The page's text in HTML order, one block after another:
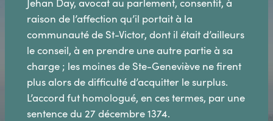
raison de l’affection qu’il portait à la
communauté de St-Victor, dont il était d’ailleurs
le conseil, à en prendre une autre partie à sa
charge ; les moines de Ste-Geneviève ne firent
plus alors de difficulté d’acquitter le surplus.
L’accord fut homologué, en ces termes, par une
sentence du 27 décembre 1374.